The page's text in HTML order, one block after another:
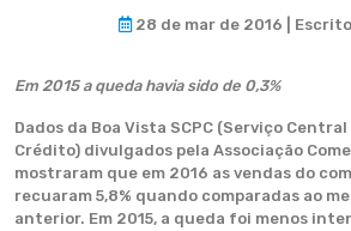
28 de mar de 2016 |
Em 2015 a queda havia sido de 0,3%
Dados da Boa Vista SCPC (Serviço
Crédito) divulgados pela Associação
mostraram que em 2016 as vendas do
recuaram 5,8% quando comparadas ao
anterior. Em 2015, a queda foi menos